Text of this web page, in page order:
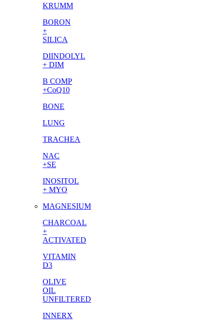
KRUMM
BORON
+
SILICA
DIINDOLYL
+ DIM
B COMP
+CoQ10
BONE
LUNG
TRACHEA
NAC
+SE
INOSITOL
+ MYO
MAGNESIUM
CHARCOAL
+
ACTIVATED
VITAMIN
D3
OLIVE
OIL
UNFILTERED
INNERX